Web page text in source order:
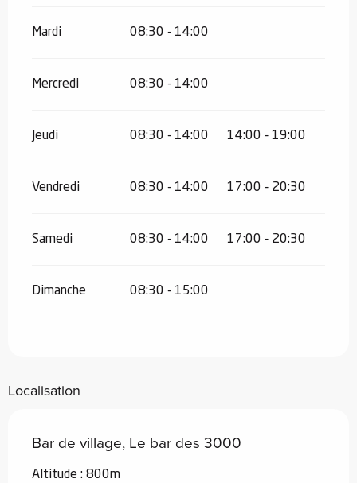
Mardi 08:30 - 14:00
Mercredi 08:30 - 14:00
Jeudi 08:30 - 14:00 14:00 - 19:00
Vendredi 08:30 - 14:00 17:00 - 20:30
Samedi 08:30 - 14:00 17:00 - 20:30
Dimanche 08:30 - 15:00
Localisation
Bar de village, Le bar des 3000
Altitude : 800m